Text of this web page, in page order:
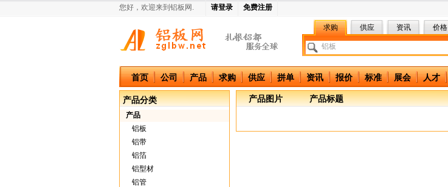
您好，欢迎来到铝板网. 请登录 免费注册
中国铝板网
求购 供应 资讯 价格
首页 公司 产品 求购 供应 拼单 资讯 报价 标准 展会 人才
产品分类
产品
铝板
铝带
铝箔
铝型材
铝管
产品图片 产品标题